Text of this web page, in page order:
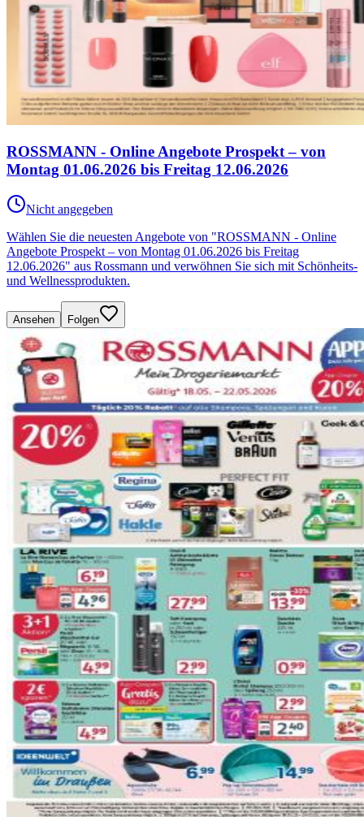
ROSSMANN - Online Angebote Prospekt – von
Montag 01.06.2026 bis Freitag 12.06.2026
Nicht angegeben
Wählen Sie die neuesten Angebote von "ROSSMANN - Online
Angebote Prospekt – von Montag 01.06.2026 bis Freitag
12.06.2026" aus Rossmann und verwöhnen Sie sich mit Schönheits-
und Wellnessprodukten.
Ansehen Folgen